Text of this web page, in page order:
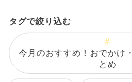
タグで絞り込む
今月のおすすめ！おでかけ
とめ